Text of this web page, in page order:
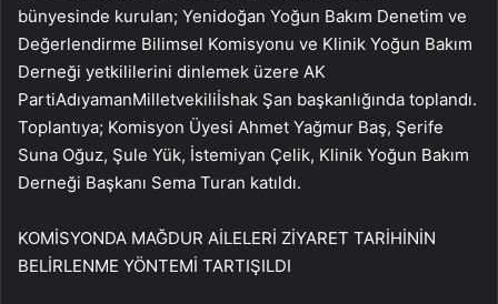
bünyesinde kurulan; Yenidoğan Yoğun Bakım Denetim ve
Değerlendirme Bilimsel Komisyonu ve Klinik Yoğun Bakım
Derneği yetkililerini dinlemek üzere AK
PartiAdıyamanMilletvekiliİshak Şan başkanlığında toplandı.
Toplantıya; Komisyon Üyesi Ahmet Yağmur Baş, Şerife
Suna Oğuz, Şule Yük, İstemiyan Çelik, Klinik Yoğun Bakım
Derneği Başkanı Sema Turan katıldı.
KOMİSYONDA MAĞDUR AİLELERİ ZİYARET TARİHİNİN
BELİRLENME YÖNTEMİ TARTIŞILDI